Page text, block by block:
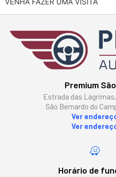
Premium
Estrada das
São Bernardo do
Ver
Ver
Horário de